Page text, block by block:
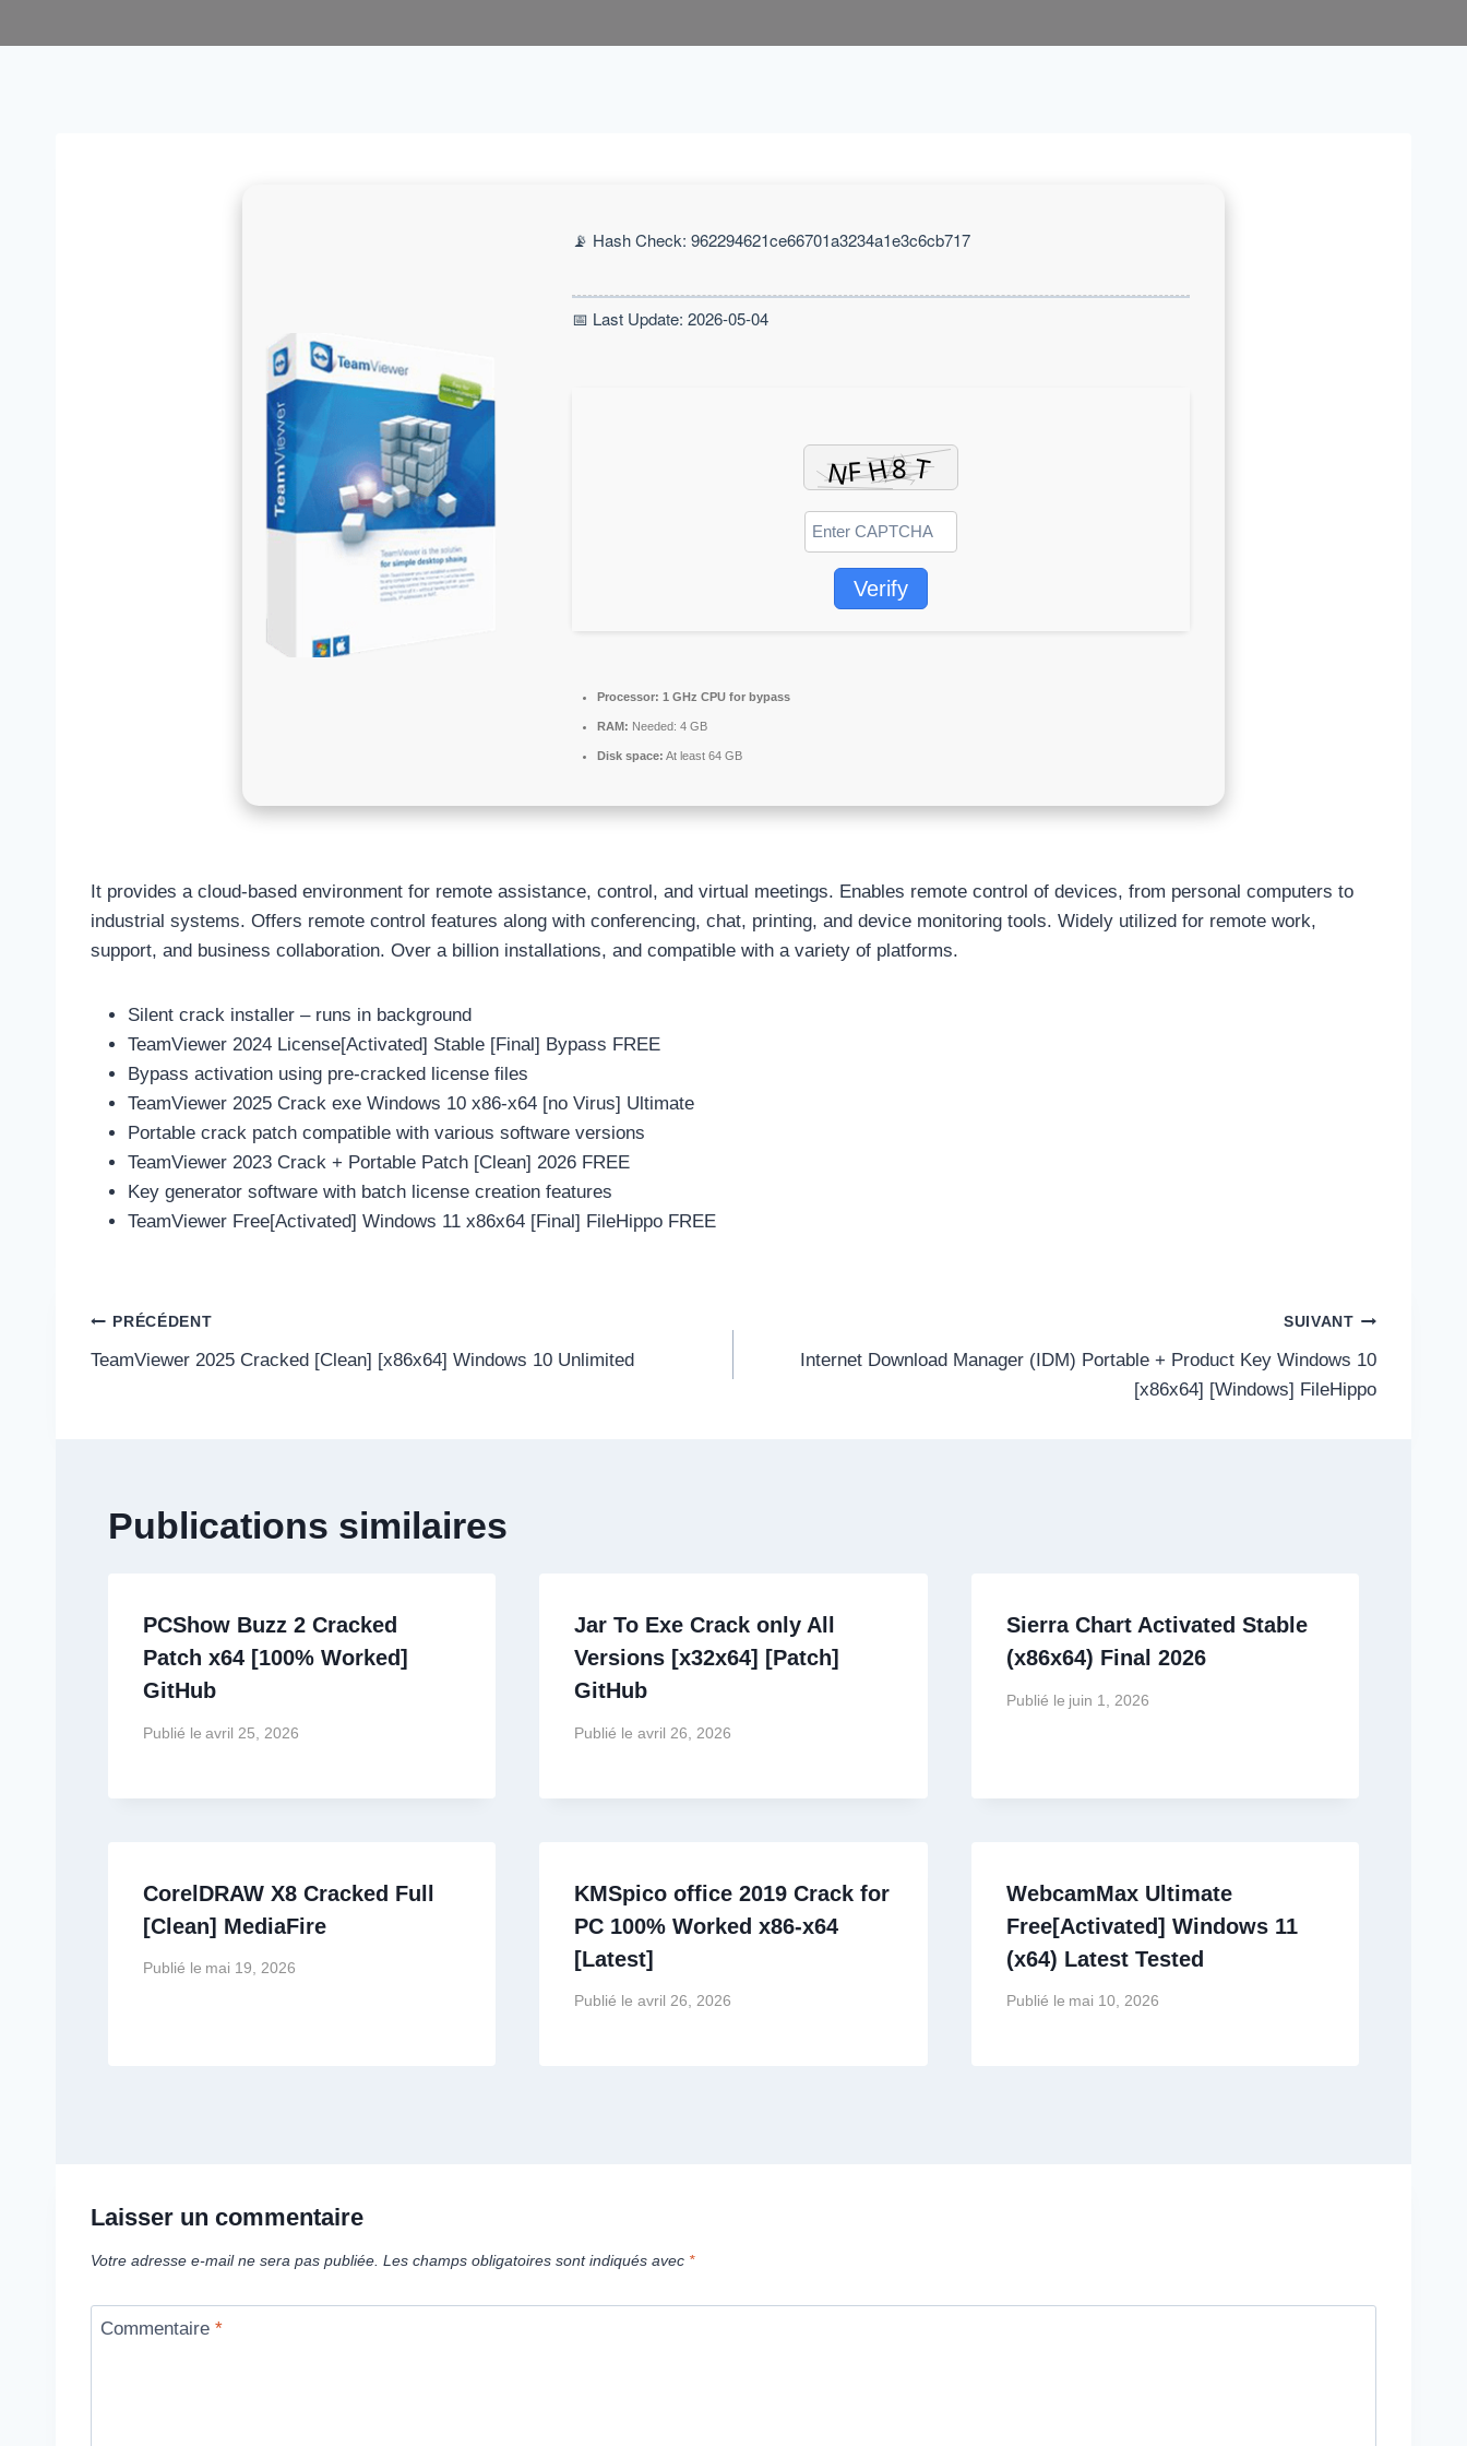
📡 Hash Check: 962294621ce66701a3234a1e3c6cb717
📅 Last Update: 2026-05-04
Verify
Processor: 1 GHz CPU for bypass
RAM: Needed: 4 GB
Disk space: At least 64 GB
It provides a cloud-based environment for remote assistance, control, and virtual meetings. Enables remote control of devices, from personal computers to
industrial systems. Offers remote control features along with conferencing, chat, printing, and device monitoring tools. Widely utilized for remote work,
support, and business collaboration. Over a billion installations, and compatible with a variety of platforms.
Silent crack installer – runs in background
TeamViewer 2024 License[Activated] Stable [Final] Bypass FREE
Bypass activation using pre-cracked license files
TeamViewer 2025 Crack exe Windows 10 x86-x64 [no Virus] Ultimate
Portable crack patch compatible with various software versions
TeamViewer 2023 Crack + Portable Patch [Clean] 2026 FREE
Key generator software with batch license creation features
TeamViewer Free[Activated] Windows 11 x86x64 [Final] FileHippo FREE
Navigation
de
PRÉCÉDENT
TeamViewer 2025 Cracked [Clean] [x86x64] Windows 10 Unlimited
SUIVANT
Internet Download Manager (IDM) Portable + Product Key Windows 10
[x86x64] [Windows] FileHippo
Publications similaires
PCShow Buzz 2 Cracked
Patch x64 [100% Worked]
GitHub
Publié le avril 25, 2026
Jar To Exe Crack only All
Versions [x32x64] [Patch]
GitHub
Publié le avril 26, 2026
Sierra Chart Activated Stable
(x86x64) Final 2026
Publié le juin 1, 2026
CorelDRAW X8 Cracked Full
[Clean] MediaFire
Publié le mai 19, 2026
KMSpico office 2019 Crack for
PC 100% Worked x86-x64
[Latest]
Publié le avril 26, 2026
WebcamMax Ultimate
Free[Activated] Windows 11
(x64) Latest Tested
Publié le mai 10, 2026
Laisser un commentaire
Votre adresse e-mail ne sera pas publiée. Les champs obligatoires sont indiqués avec *
Commentaire *